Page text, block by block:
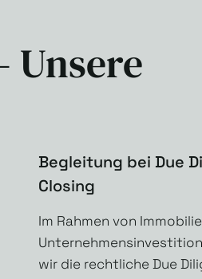
Unsere
Begleitung bei Due
Closing
Im Rahmen von
wir die rechtliche Due